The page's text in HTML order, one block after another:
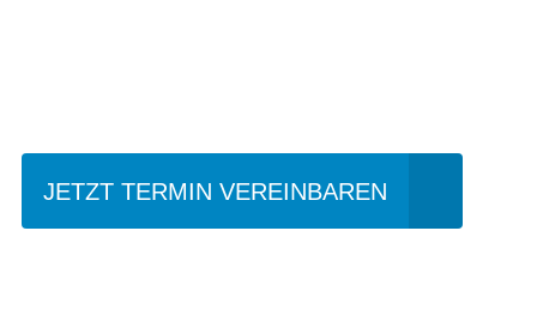
JETZT TERMIN VEREINBAREN